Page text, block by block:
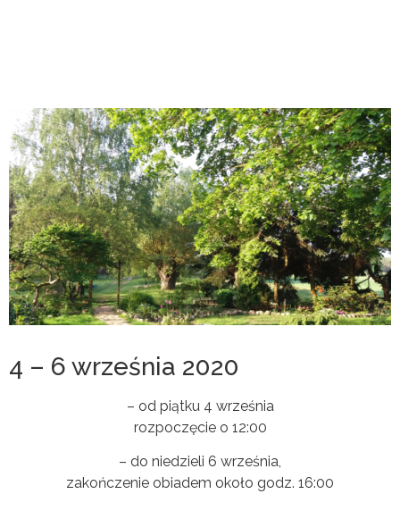
4 – 6 września 2020
– od piątku 4 września
rozpoczęcie o 12:00
– do niedzieli 6 września,
zakończenie obiadem około godz. 16:00